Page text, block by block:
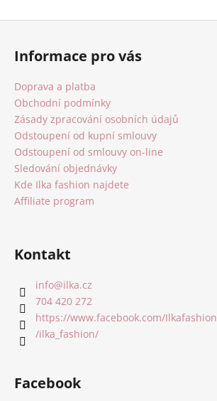
Z
Informace pro vás
Doprava a platba
Obchodní podmínky
Zásady zpracování osobních údajů
Odstoupení od kupní smlouvy
Odstoupení od smlouvy on-line
Sledování objednávky
Kde Ilka fashion najdete
Affiliate program
Kontakt
info@ilka.cz
704 420 272
https://www.facebook.com/Ilkafashion
/ilka_fashion/
Facebook